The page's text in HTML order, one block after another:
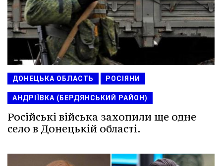
ДОНЕЦЬКА ОБЛАСТЬ РОСІЯНИ
АНДРІЇВКА (БЕРДЯНСЬКИЙ РАЙОН)
Російські війська захопили ще одне
село в Донецькій області.